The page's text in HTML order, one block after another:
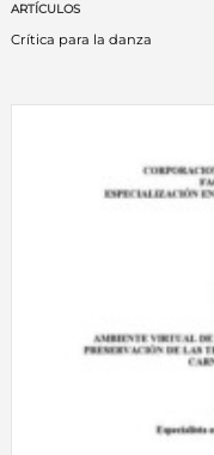
ARTÍCULOS
Crítica para la danza